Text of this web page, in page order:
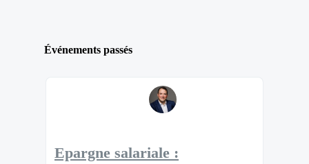
Événements passés
Epargne salariale :